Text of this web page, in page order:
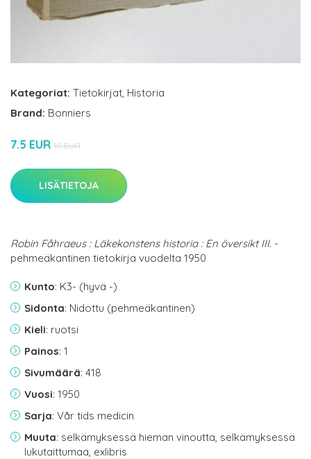
Kategoriat: Tietokirjat Historia
Brand: Bonniers
7.5 EUR 10 EUR
LISÄTIETOJA
Robin Fåhraeus : Läkekonstens historia : En översikt III. -
pehmeäkantinen tietokirja vuodelta 1950
Kunto: K3- (hyvä -)
Sidonta: Nidottu (pehmeäkantinen)
Kieli: ruotsi
Painos: 1
Sivumäärä: 418
Vuosi: 1950
Sarja: Vår tids medicin
Muuta: selkämyksessä hieman vinoutta, selkämyksessä
lukutaittumaa, exlibris